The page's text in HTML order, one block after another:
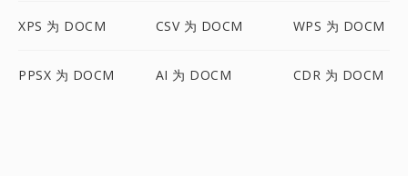
XPS 为 DOCM CSV 为 DOCM WPS 为 DOCM
PPSX 为 DOCM AI 为 DOCM CDR 为 DOCM